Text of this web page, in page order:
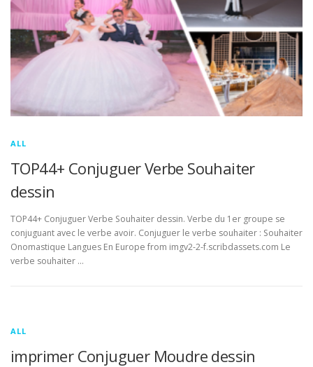
ALL
TOP44+ Conjuguer Verbe Souhaiter
dessin
TOP44+ Conjuguer Verbe Souhaiter dessin. Verbe du 1er groupe se
conjuguant avec le verbe avoir. Conjuguer le verbe souhaiter : Souhaiter
Onomastique Langues En Europe from imgv2-2-f.scribdassets.com Le
verbe souhaiter …
ALL
imprimer Conjuguer Moudre dessin